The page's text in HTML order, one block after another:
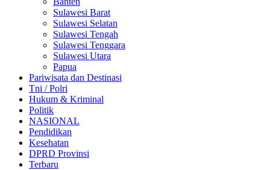
Sulawesi Barat
Sulawesi Selatan
Sulawesi Tengah
Sulawesi Tenggara
Sulawesi Utara
Papua
Pariwisata dan Destinasi
Tni / Polri
Hukum & Kriminal
Politik
NASIONAL
Pendidikan
Kesehatan
DPRD Provinsi
Terbaru